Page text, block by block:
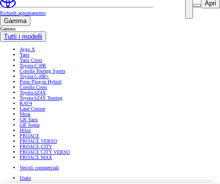
Apri
Richiedi appuntamento
Gamma
Gamma
Tutti i modelli
Aygo X
Yaris
Yaris Cross
Toyota C-HR
Corolla Touring Sports
Toyota C-HR+
Prius Plug-in Hybrid
Corolla Cross
Toyota bZ4X
Toyota bZ4X Touring
RAV4
Land Cruiser
Mirai
GR Yaris
GR Supra
Hilux
PROACE
PROACE VERSO
PROACE CITY
PROACE CITY VERSO
PROACE MAX
Veicoli commerciali
Usato